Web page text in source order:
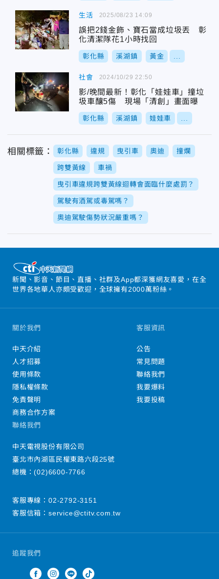
生活
誤把2錢金飾、寶石當成垃圾丟 彰
化清潔隊花1小時找回
彰化縣 溪湖鎮 黃金
2025/08/23 14:09
社會
影/晚間最新！彰化「娃娃車」撞垃
圾車釀5傷 現場「清創」畫面曝
彰化縣 溪湖鎮 娃娃車
2024/10/29 22:50
相關標籤： 彰化縣 違規 曳引車 奧迪 撞爛
跨雙黃線 車禍
曳引車違規跨雙黃線迴轉會面臨什麼處罰？
駕駛有酒駕或毒駕嗎？
奧迪駕駛傷勢狀況嚴重嗎？
新聞、影音、節目、直播、社群及App都深獲網友喜愛，在全
世界各地華人亦頗受歡迎，全球擁有2000萬粉絲。
追蹤我們
關於我們
中天介紹
人才招募
使用條款
隱私權條款
免責聲明
商務合作方案
客服資訊
公告
常見問題
聯絡我們
我要爆料
我要投稿
聯絡我們
中天電視股份有限公司
臺北市內湖區民權東路六段25號
總機：(02)6600-7766
客服專線： 02-2792-3151
客服信箱： service@ctitv.com.tw